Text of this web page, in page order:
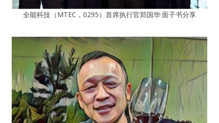
全能科技（MTEC，0295）首席执行官郑国华·面子书分享